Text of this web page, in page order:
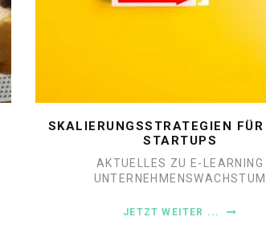
SKALIERUNGSSTRATEGIEN
STARTUPS
AKTUELLES ZU E-LEARNING
UNTERNEHMENSWACHSTUM
JETZT WEITER ...